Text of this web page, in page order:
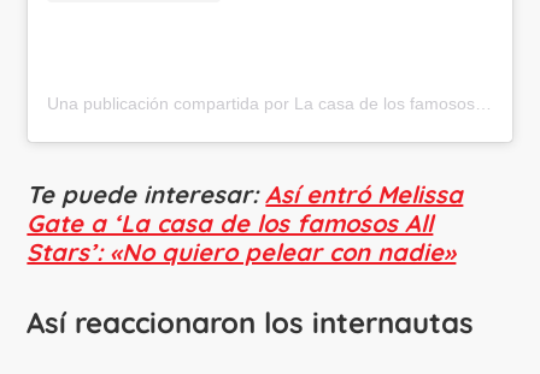
Te puede interesar:Así entró Melissa
Gate a ‘La casa de los famosos All
Stars’: «No quiero pelear con nadie»
Así reaccionaron los internautas